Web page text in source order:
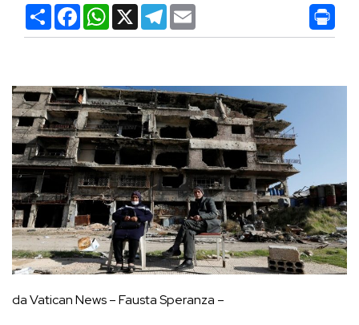
CondividiFacebookWhatsApp
X Telegram
da Vatican News – Fausta Speranza –